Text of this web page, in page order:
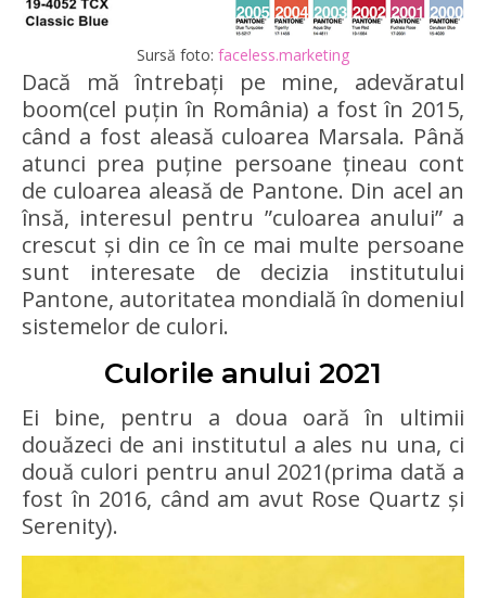
Sursă foto: faceless.marketing
Dacă mă întrebați pe mine, adevăratul
boom(cel puțin în România) a fost în 2015,
când a fost aleasă culoarea Marsala. Până
atunci prea puține persoane țineau cont
de culoarea aleasă de Pantone. Din acel an
însă, interesul pentru ”culoarea anului” a
crescut și din ce în ce mai multe persoane
sunt interesate de decizia institutului
Pantone, autoritatea mondială în domeniul
sistemelor de culori.
Culorile anului 2021
Ei bine, pentru a doua oară în ultimii
douăzeci de ani institutul a ales nu una, ci
două culori pentru anul 2021(prima dată a
fost în 2016, când am avut Rose Quartz și
Serenity).